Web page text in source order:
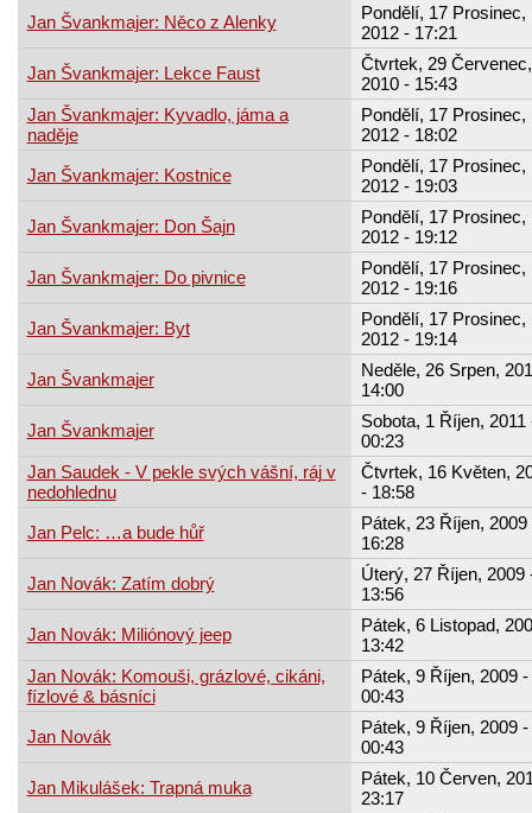
Jan Švankmajer: Něco z Alenky
Pondělí, 17 Prosinec,
2012 - 17:21
Jan Švankmajer: Lekce Faust
Čtvrtek, 29 Červenec,
2010 - 15:43
Jan Švankmajer: Kyvadlo, jáma a
naděje
Pondělí, 17 Prosinec,
2012 - 18:02
Jan Švankmajer: Kostnice
Pondělí, 17 Prosinec,
2012 - 19:03
Jan Švankmajer: Don Šajn
Pondělí, 17 Prosinec,
2012 - 19:12
Jan Švankmajer: Do pivnice
Pondělí, 17 Prosinec,
2012 - 19:16
Jan Švankmajer: Byt
Pondělí, 17 Prosinec,
2012 - 19:14
Jan Švankmajer
Neděle, 26 Srpen,
14:00
Jan Švankmajer
Sobota, 1 Říjen, 2011
00:23
Jan Saudek - V pekle svých vášní, ráj v
nedohlednu
Čtvrtek, 16 Květen,
- 18:58
Jan Pelc: …a bude hůř
Pátek, 23 Říjen, 2009
16:28
Jan Novák: Zatím dobrý
Úterý, 27 Říjen, 2009
13:56
Jan Novák: Miliónový jeep
Pátek, 6 Listopad,
13:42
Jan Novák: Komouši, grázlové, cikáni,
fízlové & básníci
Pátek, 9 Říjen, 2009 -
00:43
Jan Novák
Pátek, 9 Říjen, 2009 -
00:43
Jan Mikulášek: Trapná muka
Pátek, 10 Červen,
23:17